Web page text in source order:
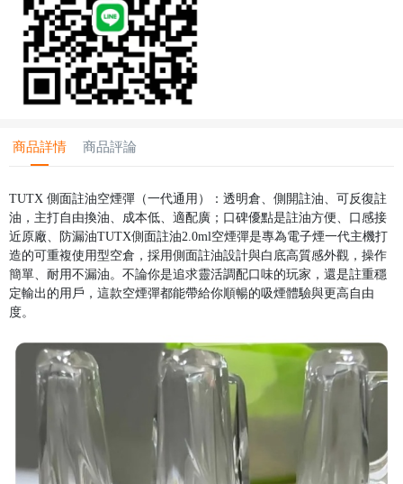
商品詳情 商品評論
TUTX 側面註油空煙彈（一代通用）：透明倉、側開註油、可反復註
油，主打自由換油、成本低、適配廣；口碑優點是註油方便、口感接
近原廠、防漏油TUTX側面註油2.0ml空煙彈是專為電子煙一代主機打
造的可重複使用型空倉，採用側面註油設計與白底高質感外觀，操作
簡單、耐用不漏油。不論你是追求靈活調配口味的玩家，還是註重穩
定輸出的用戶，這款空煙彈都能帶給你順暢的吸煙體驗與更高自由
度。